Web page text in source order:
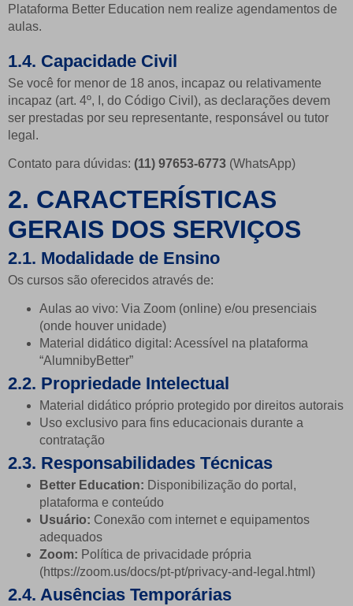
Plataforma Better Education nem realize agendamentos de
aulas.
1.4. Capacidade Civil
Se você for menor de 18 anos, incapaz ou relativamente
incapaz (art. 4º, I, do Código Civil), as declarações devem
ser prestadas por seu representante, responsável ou tutor
legal.
Contato para dúvidas: (11) 97653-6773 (WhatsApp)
2. CARACTERÍSTICAS
GERAIS DOS SERVIÇOS
2.1. Modalidade de Ensino
Os cursos são oferecidos através de:
Aulas ao vivo: Via Zoom (online) e/ou presenciais
(onde houver unidade)
Material didático digital: Acessível na plataforma
“AlumnibyBetter”
2.2. Propriedade Intelectual
Material didático próprio protegido por direitos autorais
Uso exclusivo para fins educacionais durante a
contratação
2.3. Responsabilidades Técnicas
Better Education: Disponibilização do portal,
plataforma e conteúdo
Usuário: Conexão com internet e equipamentos
adequados
Zoom: Política de privacidade própria
(https://zoom.us/docs/pt-pt/privacy-and-legal.html)
2.4. Ausências Temporárias